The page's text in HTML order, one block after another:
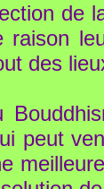
de
des
peut